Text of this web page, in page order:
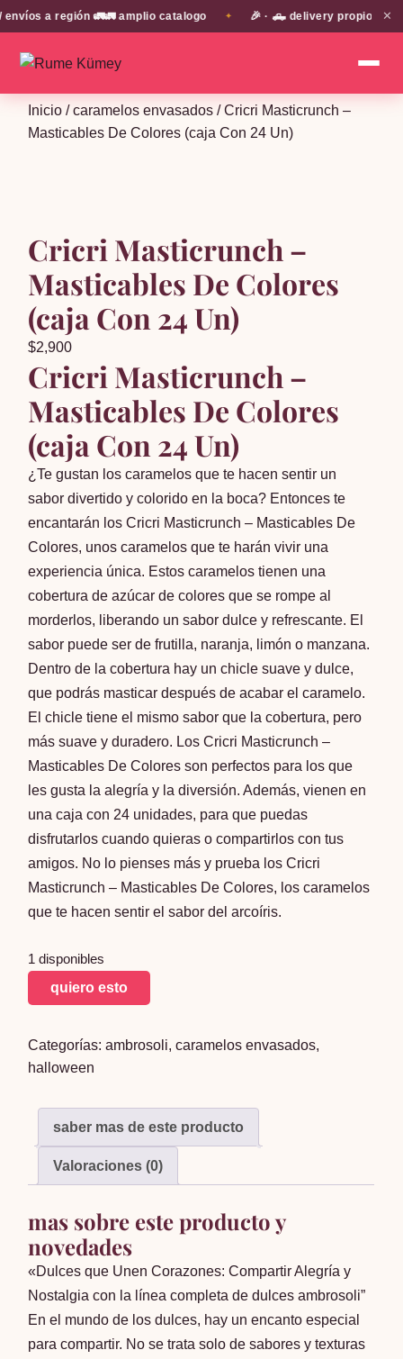
a región 🚛🚛 amplio catalogo ✦ 🎉 · 🛻 delivery propio en EN✕
Inicio /caramelos envasados / Cricri Masticrunch –
Masticables De Colores (caja Con 24 Un)
Cricri Masticrunch –
Masticables De Colores
(caja Con 24 Un)
$2,900
Cricri Masticrunch –
Masticables De Colores
(caja Con 24 Un)
¿Te gustan los caramelos que te hacen sentir un
sabor divertido y colorido en la boca? Entonces te
encantarán los Cricri Masticrunch – Masticables De
Colores, unos caramelos que te harán vivir una
experiencia única. Estos caramelos tienen una
cobertura de azúcar de colores que se rompe al
morderlos, liberando un sabor dulce y refrescante. El
sabor puede ser de frutilla, naranja, limón o manzana.
Dentro de la cobertura hay un chicle suave y dulce,
que podrás masticar después de acabar el caramelo.
El chicle tiene el mismo sabor que la cobertura, pero
más suave y duradero. Los Cricri Masticrunch –
Masticables De Colores son perfectos para los que
les gusta la alegría y la diversión. Además, vienen en
una caja con 24 unidades, para que puedas
disfrutarlos cuando quieras o compartirlos con tus
amigos. No lo pienses más y prueba los Cricri
Masticrunch – Masticables De Colores, los caramelos
que te hacen sentir el sabor del arcoíris.
1 disponibles
Cricri
Masticrunch
Masticables
De
Un)
quiero esto
Categorías:ambrosoli,caramelos envasados,
halloween
saber mas de este producto
Valoraciones (0)
mas sobre este producto y
novedades
«Dulces que Unen Corazones: Compartir Alegría y
Nostalgia con la línea completa de dulces ambrosoli”
En el mundo de los dulces, hay un encanto especial
para compartir. No se trata solo de sabores y texturas